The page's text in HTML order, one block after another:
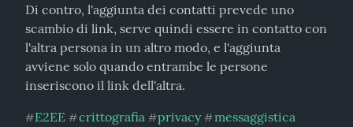
Di contro, l'aggiunta dei contatti prevede uno
scambio di link, serve quindi essere in contatto con
l'altra persona in un altro modo, e l'aggiunta
avviene solo quando entrambe le persone
inseriscono il link dell'altra.
#E2EE #crittografia #privacy #messaggistica